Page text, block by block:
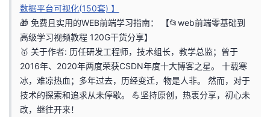
的
博
客
我
的
论
坛
我
的
圈
我
的
我
数据平台可视化(150套) 】
🎁 免费且实用的WEB前端学习指南：
【📂web前端零基础到
高级学习视频教程 120G干货分享】
🥇 关于作者: 历任研发工程师，技术组长，教学总监；曾于
2016年、2020年两度荣获CSDN年度十大博客之星。 十载寒
冰，难凉热血；多年过去，历经变迁，物是人非。 然而，对于
技术的探索和追求从未停歇。 💪坚持原创，热衷分享，初心未
改，继往开来！